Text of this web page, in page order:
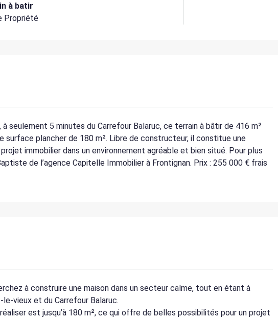
à batir
Propriété
seulement 5 minutes du Carrefour Balaruc, ce terrain à bâtir de 416 m²
plancher de 180 m². Libre de constructeur, il constitue une
immobilier dans un environnement agréable et bien situé. Pour plus
de l’agence Capitelle Immobilier à Frontignan. Prix : 255 000 € frais
à construire une maison dans un secteur calme, tout en étant à
vieux et du Carrefour Balaruc.
est jusqu’à 180 m², ce qui offre de belles possibilités pour un projet